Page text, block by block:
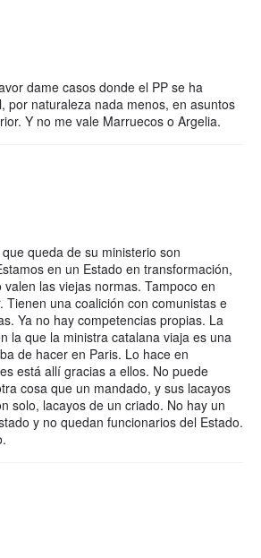
dame casos donde el PP se ha
por naturaleza nada menos, en asuntos
Y no me vale Marruecos o Argelia.
queda de su ministerio son
en un Estado en transformación,
las viejas normas. Tampoco en
Tienen una coalición con comunistas e
Ya no hay competencias propias. La
la que la ministra catalana viaja es una
de hacer en Paris. Lo hace en
está allí gracias a ellos. No puede
cosa que un mandado, y sus lacayos
solo, lacayos de un criado. No hay un
y no quedan funcionarios del Estado.